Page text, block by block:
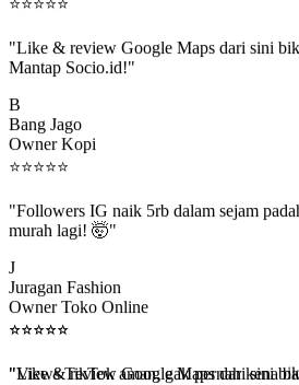
Mantap Socio.id!"
Bang Jago
Owner Kopi
⭐⭐⭐⭐ ⭐
murah lagi! 🤯"
Juragan Fashion
Owner Toko Online
⭐⭐⭐⭐ ⭐
beneran naik, algoritma suka."